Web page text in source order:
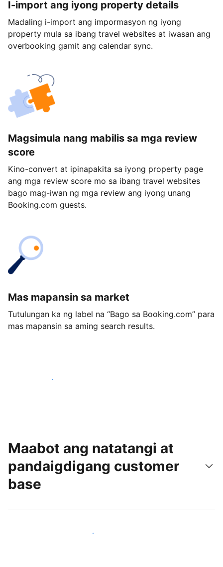
I-import ang iyong property details
Madaling i-import ang impormasyon ng iyong
property mula sa ibang travel websites at iwasan ang
overbooking gamit ang calendar sync.
Magsimula nang mabilis sa mga review
score
Kino-convert at ipinapakita sa iyong property page
ang mga review score mo sa ibang travel websites
bago mag-iwan ng mga review ang iyong unang
Booking.com guests.
Mas mapansin sa market
Tutulungan ka ng label na “Bago sa Booking.com” para
mas mapansin sa aming search results.
Magsimula ngayon
Maabot ang natatangi at
pandaigdigang customer
base
Makaabot ng mga bagong guest ngayon